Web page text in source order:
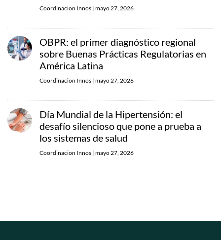
Coordinacion Innos | mayo 27, 2026
OBPR: el primer diagnóstico regional
sobre Buenas Prácticas Regulatorias en
América Latina
Coordinacion Innos | mayo 27, 2026
Día Mundial de la Hipertensión: el
desafío silencioso que pone a prueba a
los sistemas de salud
Coordinacion Innos | mayo 27, 2026